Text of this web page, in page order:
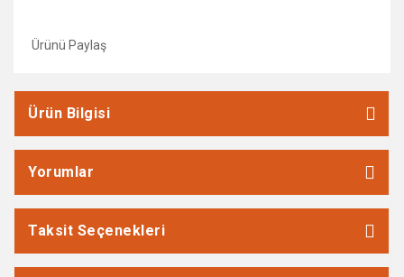
Ürünü Paylaş
Ürün Bilgisi
Yorumlar
Taksit Seçenekleri